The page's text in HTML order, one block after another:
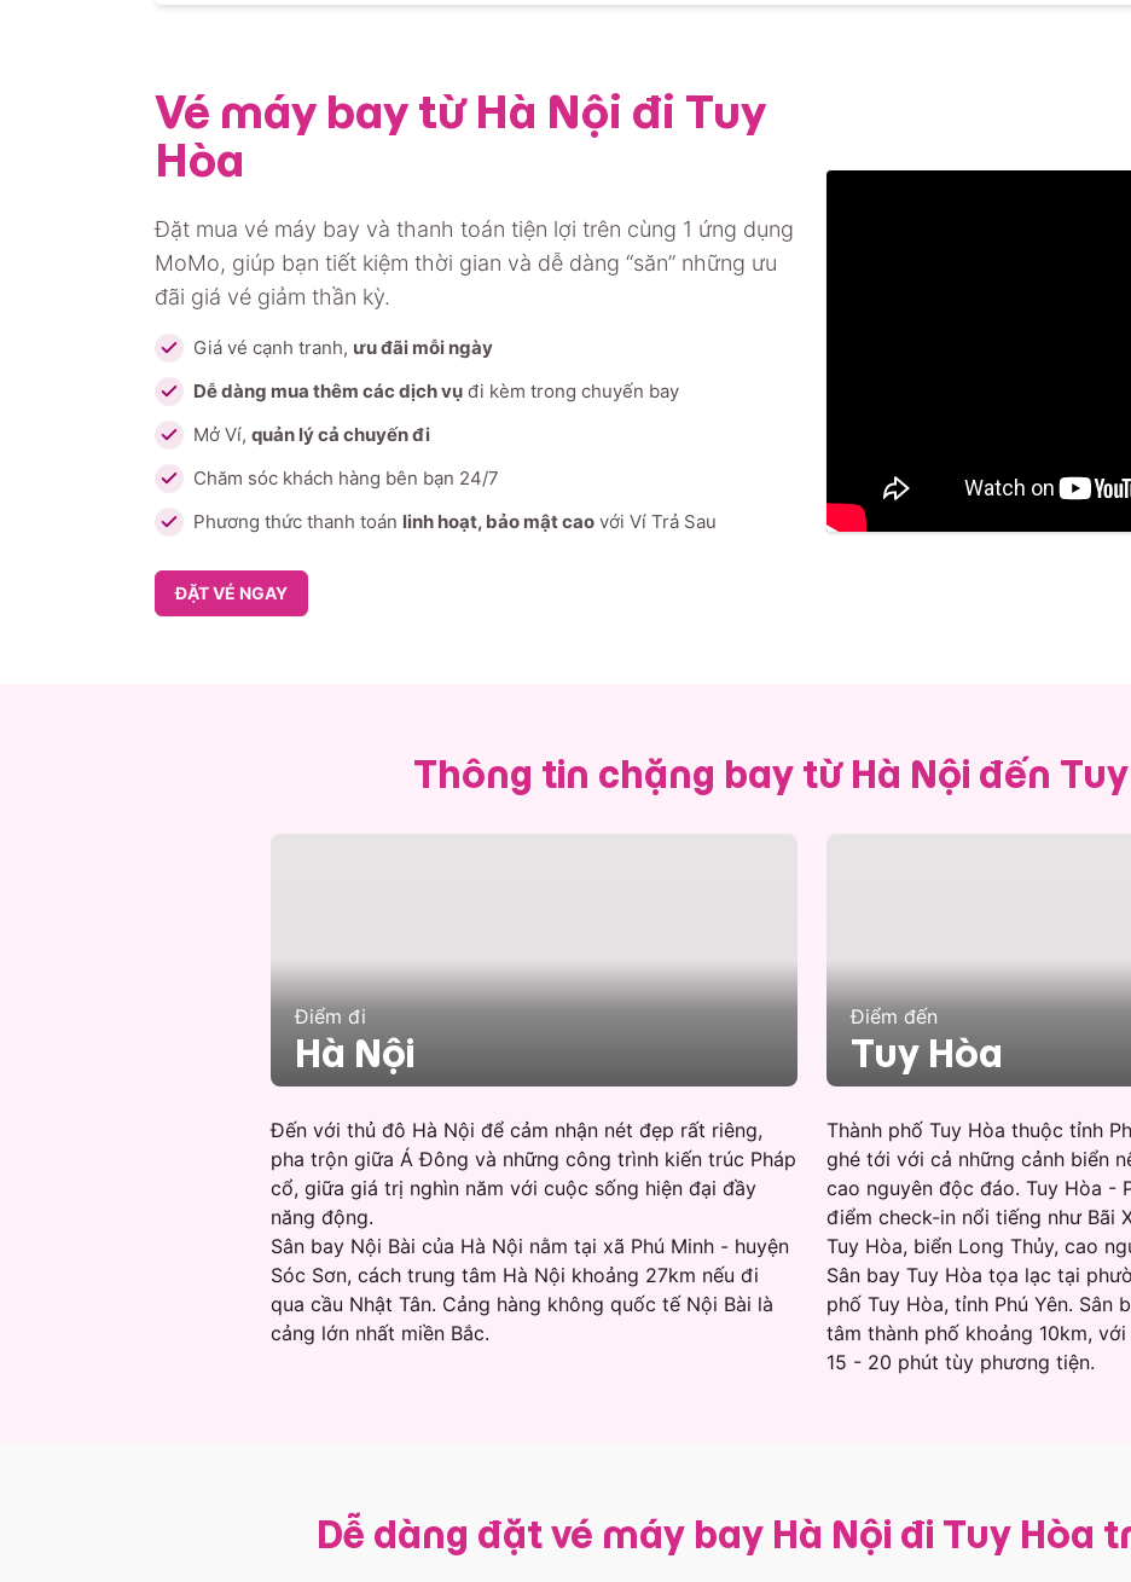
Vé máy bay từ Hà Nội đi Tuy
Hòa
Đặt mua vé máy bay và thanh toán tiện lợi trên cùng 1 ứng dụng
MoMo, giúp bạn tiết kiệm thời gian và dễ dàng “săn” những ưu
đãi giá vé giảm thần kỳ.
Giá vé cạnh tranh, ưu đãi mỗi ngày
Dễ dàng mua thêm các dịch vụ đi kèm trong chuyến bay
Mở Ví, quản lý cả chuyến đi
Chăm sóc khách hàng bên bạn 24/7
Phương thức thanh toán linh hoạt, bảo mật cao với Ví Trả Sau
ĐẶT VÉ NGAY
Thông tin chặng bay từ Hà Nội đến
Điểm đi
Hà Nội
Đến với thủ đô Hà Nội để cảm nhận nét đẹp rất riêng,
pha trộn giữa Á Đông và những công trình kiến trúc Pháp
cổ, giữa giá trị nghìn năm với cuộc sống hiện đại đầy
năng động.
Sân bay Nội Bài của Hà Nội nằm tại xã Phú Minh - huyện
Sóc Sơn, cách trung tâm Hà Nội khoảng 27km nếu đi
qua cầu Nhật Tân. Cảng hàng không quốc tế Nội Bài là
cảng lớn nhất miền Bắc.
Điểm đến
Tuy Hòa
Thành phố Tuy Hòa thuộc tỉnh
ghé tới với cả những cảnh biển
cao nguyên độc đáo. Tuy Hòa -
điểm check-in nổi tiếng như Bãi
Tuy Hòa, biển Long Thủy, cao
Sân bay Tuy Hòa tọa lạc tại
phố Tuy Hòa, tỉnh Phú Yên. Sân
tâm thành phố khoảng 10km,
15 - 20 phút tùy phương tiện.
Dễ dàng đặt vé máy bay Hà Nội đi Tuy Hòa